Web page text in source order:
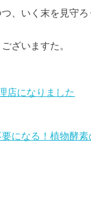
、いく末を見守ろ
ざいますた。
店になりました
になる！植物酵